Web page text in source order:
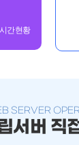
간현황
SERVER
서버 직